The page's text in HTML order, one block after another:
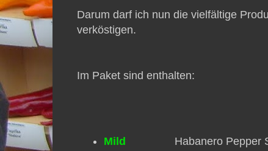
Darum darf ich nun die vielfältige
verköstigen.
Im Paket sind enthalten:
Mild Habanero Pepper